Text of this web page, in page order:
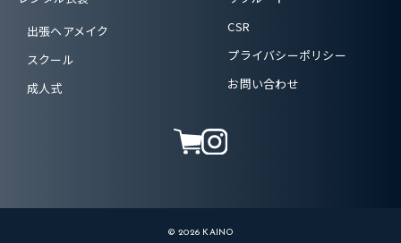
出張ヘアメイク
スクール
成人式
CSR
プライバシーポリシー
お問い合わせ
© 2026 KAINO